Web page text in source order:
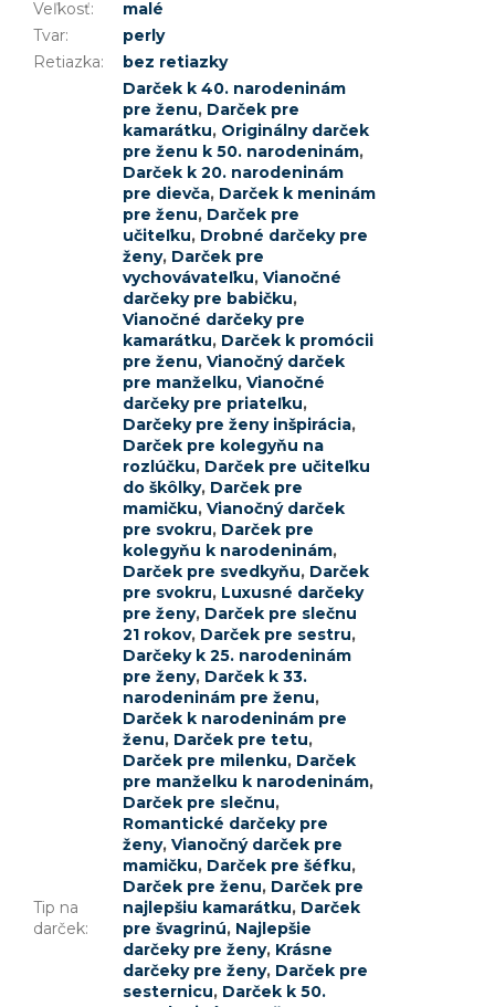
Veľkosť:
malé
Tvar:
perly
Retiazka: bez retiazky
Tip na
darček:
Darček k 40. narodeninám
pre ženu, Darček pre
kamarátku, Originálny darček
pre ženu k 50. narodeninám,
Darček k 20. narodeninám
pre dievča, Darček k meninám
pre ženu, Darček pre
učiteľku, Drobné darčeky pre
ženy, Darček pre
vychovávateľku, Vianočné
darčeky pre babičku,
Vianočné darčeky pre
kamarátku, Darček k promócii
pre ženu, Vianočný darček
pre manželku, Vianočné
darčeky pre priateľku,
Darčeky pre ženy inšpirácia,
Darček pre kolegyňu na
rozlúčku, Darček pre učiteľku
do škôlky, Darček pre
mamičku, Vianočný darček
pre svokru, Darček pre
kolegyňu k narodeninám,
Darček pre svedkyňu, Darček
pre svokru, Luxusné darčeky
pre ženy, Darček pre slečnu
21 rokov, Darček pre sestru,
Darčeky k 25. narodeninám
pre ženy, Darček k 33.
narodeninám pre ženu,
Darček k narodeninám pre
ženu, Darček pre tetu,
Darček pre milenku, Darček
pre manželku k narodeninám,
Darček pre slečnu,
Romantické darčeky pre
ženy, Vianočný darček pre
mamičku, Darček pre šéfku,
Darček pre ženu, Darček pre
najlepšiu kamarátku, Darček
pre švagrinú, Najlepšie
darčeky pre ženy, Krásne
darčeky pre ženy, Darček pre
sesternicu, Darček k 50.